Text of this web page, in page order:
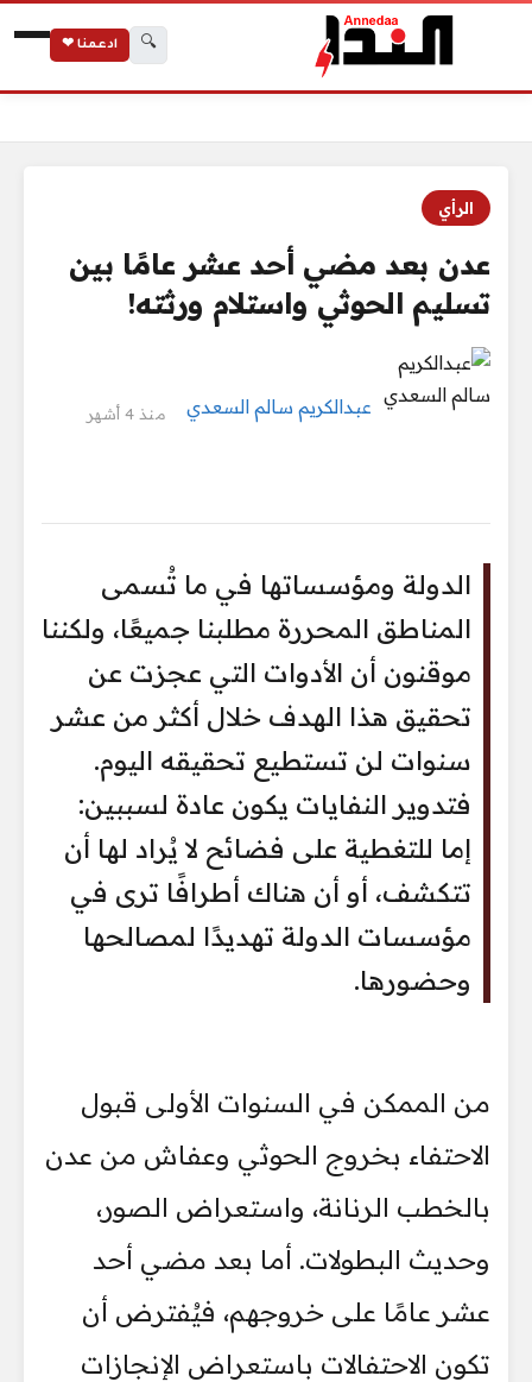
🔍 ادعمنا ❤
الرأي
عدن بعد مضي أحد عشر عامًا بين
تسليم الحوثي واستلام ورثته!
عبدالكريم سالم السعدي منذ 4 أشهر
الدولة ومؤسساتها في ما تُسمى
المناطق المحررة مطلبنا جميعًا، ولكننا
موقنون أن الأدوات التي عجزت عن
تحقيق هذا الهدف خلال أكثر من عشر
سنوات لن تستطيع تحقيقه اليوم.
فتدوير النفايات يكون عادة لسببين:
إما للتغطية على فضائح لا يُراد لها أن
تتكشف، أو أن هناك أطرافًا ترى في
مؤسسات الدولة تهديدًا لمصالحها
وحضورها.
من الممكن في السنوات الأولى قبول
الاحتفاء بخروج الحوثي وعفاش من عدن
بالخطب الرنانة، واستعراض الصور،
وحديث البطولات. أما بعد مضي أحد
عشر عامًا على خروجهم، فيُفترض أن
تكون الاحتفالات باستعراض الإنجازات